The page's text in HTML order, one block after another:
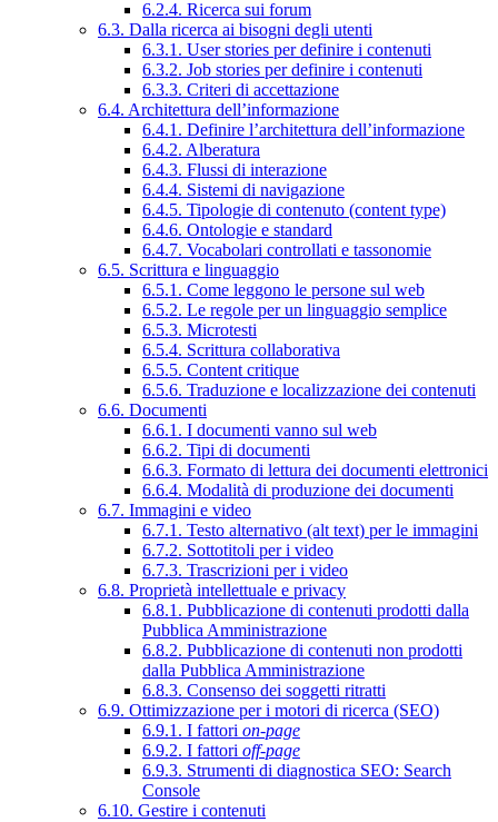
6.2.4. Ricerca sui forum
6.3. Dalla ricerca ai bisogni degli utenti
6.3.1. User stories per definire i contenuti
6.3.2. Job stories per definire i contenuti
6.3.3. Criteri di accettazione
6.4. Architettura dell’informazione
6.4.1. Definire l’architettura dell’informazione
6.4.2. Alberatura
6.4.3. Flussi di interazione
6.4.4. Sistemi di navigazione
6.4.5. Tipologie di contenuto (content type)
6.4.6. Ontologie e standard
6.4.7. Vocabolari controllati e tassonomie
6.5. Scrittura e linguaggio
6.5.1. Come leggono le persone sul web
6.5.2. Le regole per un linguaggio semplice
6.5.3. Microtesti
6.5.4. Scrittura collaborativa
6.5.5. Content critique
6.5.6. Traduzione e localizzazione dei contenuti
6.6. Documenti
6.6.1. I documenti vanno sul web
6.6.2. Tipi di documenti
6.6.3. Formato di lettura dei documenti elettronici
6.6.4. Modalità di produzione dei documenti
6.7. Immagini e video
6.7.1. Testo alternativo (alt text) per le immagini
6.7.2. Sottotitoli per i video
6.7.3. Trascrizioni per i video
6.8. Proprietà intellettuale e privacy
6.8.1. Pubblicazione di contenuti prodotti dalla
Pubblica Amministrazione
6.8.2. Pubblicazione di contenuti non prodotti
dalla Pubblica Amministrazione
6.8.3. Consenso dei soggetti ritratti
6.9. Ottimizzazione per i motori di ricerca (SEO)
6.9.1. I fattori on-page
6.9.2. I fattori off-page
6.9.3. Strumenti di diagnostica SEO: Search
Console
6.10. Gestire i contenuti